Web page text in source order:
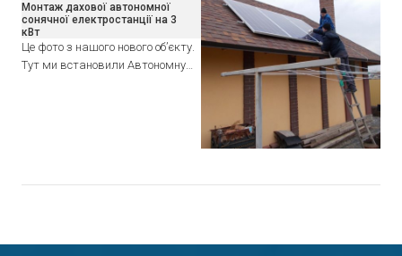
Монтаж дахової автономної
сонячної електростанції на 3
кВт
Це фото з нашого нового об’єкту.
Тут ми встановили Автономну…